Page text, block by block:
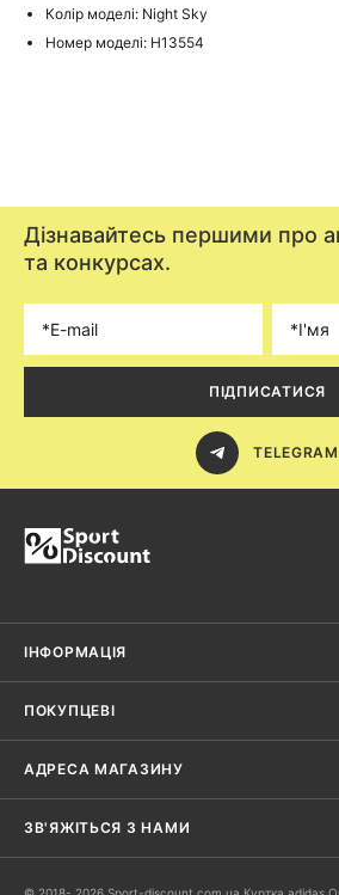
Колір моделі: Night Sky
Номер моделі: H13554
Дізнавайтесь першими про
та конкурсах.
ПІДПИСАТИСЯ
TELEGRAM
ІНФОРМАЦІЯ
ПОКУПЦЕВІ
АДРЕСА МАГАЗИНУ
ЗВ'ЯЖІТЬСЯ З НАМИ